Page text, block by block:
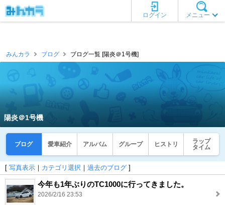
メニュー
ログイン
みんカラ ブログ ブログ一覧 [陽炎＠1号機]
陽炎＠1号機
ブログ 愛車紹介 アルバム グループ ヒストリ
ラップ
タイム
[ 写真表示 ｜ カテゴリ選択 ｜ 過去のブログ ]
今年も1年ぶりのTC1000に行ってきました。
2026/2/16 23:53